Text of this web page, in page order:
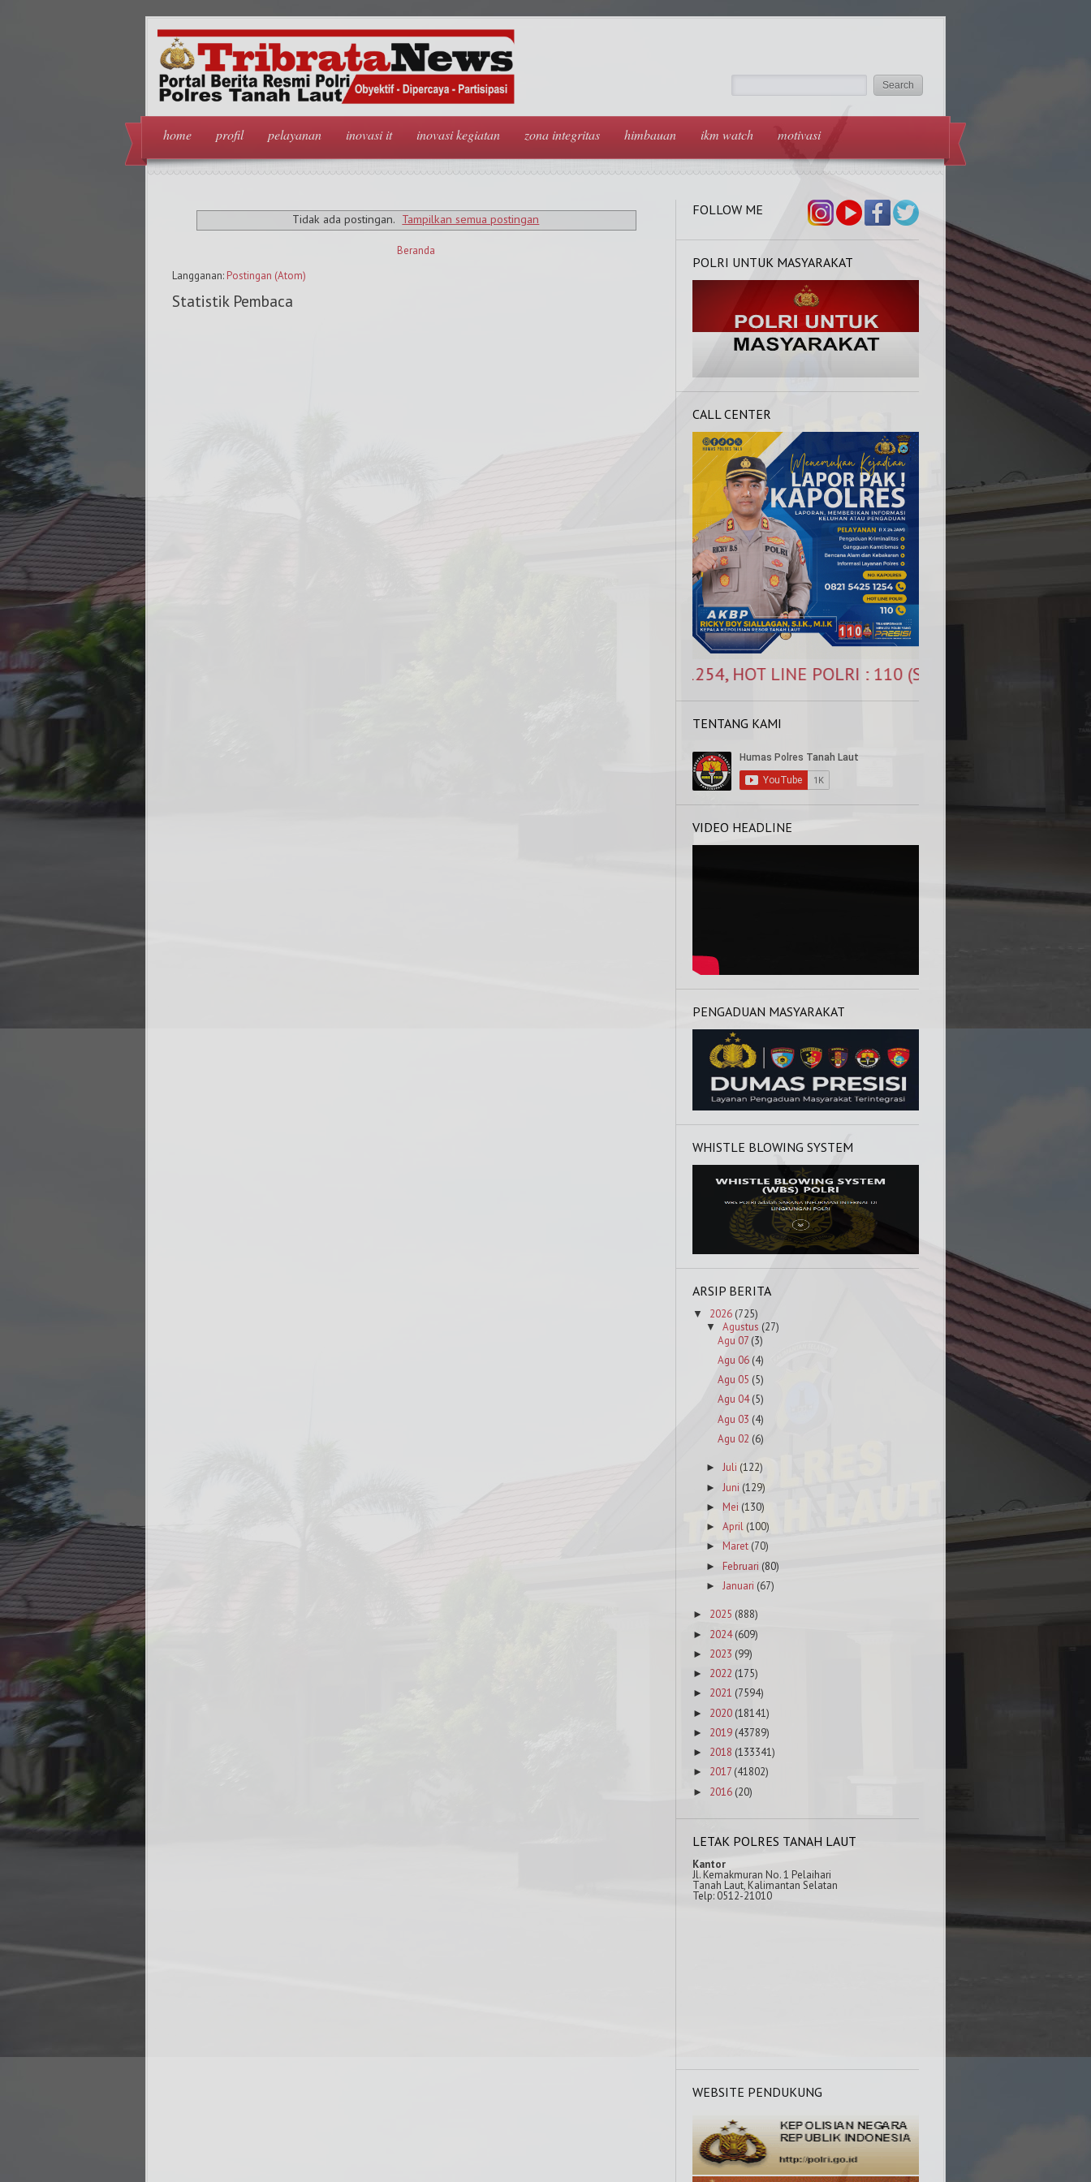
home profil pelayanan inovasi it inovasi kegiatan zona integritas himbauan ikm watch motivasi
Tidak ada postingan. Tampilkan semua postingan
Beranda
Langganan: Postingan (Atom)
Statistik Pembaca
FOLLOW ME
POLRI UNTUK MASYARAKAT
CALL CENTER
NOMOR KAPOLRES : 0821 5425 1254, HOT LINE POLRI : 110 (Siap Melayani 1 x 24 Jam)
TENTANG KAMI
VIDEO HEADLINE
PENGADUAN MASYARAKAT
WHISTLE BLOWING SYSTEM
ARSIP BERITA
▼ 2026 (725)
▼ Agustus (27)
Agu 07 (3)
Agu 06 (4)
Agu 05 (5)
Agu 04 (5)
Agu 03 (4)
Agu 02 (6)
► Juli (122)
► Juni (129)
► Mei (130)
► April (100)
► Maret (70)
► Februari (80)
► Januari (67)
► 2025 (888)
► 2024 (609)
► 2023 (99)
► 2022 (175)
► 2021 (7594)
► 2020 (18141)
► 2019 (43789)
► 2018 (133341)
► 2017 (41802)
► 2016 (20)
LETAK POLRES TANAH LAUT
Kantor
Jl. Kemakmuran No. 1 Pelaihari
Tanah Laut, Kalimantan Selatan
Telp: 0512-21010
WEBSITE PENDUKUNG